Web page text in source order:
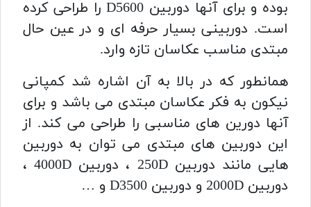
بوده و برای آنها دوربین D5600
را طراحی کرده
است. دوربینی بسیار حرفه ای و در عین حال
مبتدی مناسب عکاسان تازه وارد.
همانطور که در بالا به آن اشاره شد کمپانی
نیکون به فکر عکاسان مبتدی می باشد و برای
آنها دورین های مناسبی را طراحی می کند. از
این دوربین های مبتدی می توان به دوربین
هایی مانند دوربین 250D ، دوربین 4000D ،
دوربین 2000D و دوربین D3500 و …